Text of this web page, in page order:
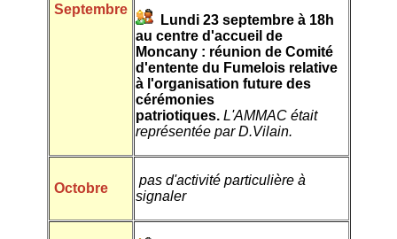
Septembre
Lundi 23 septembre à 18h
au centre d'accueil de
Moncany : réunion de Comité
d'entente du Fumelois relative
à l'organisation future des
cérémonies
patriotiques. L'AMMAC était
représentée par D.Vilain.
Octobre
pas d'activité particulière à
signaler